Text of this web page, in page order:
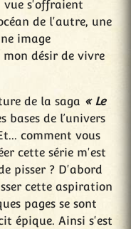
vue s'offraient
de l'autre, une
image
désir de vivre
de la saga « Le
bases de l’univers
comment vous
cette série m'est
pisser ? D'abord
cette aspiration
pages se sont
épique. Ainsi s'est